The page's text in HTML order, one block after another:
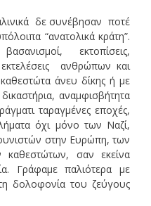
δε συνέβησαν ποτέ
“ανατολικά κράτη”.
εκτοπίσεις,
ανθρώπων και
άνευ δίκης ή με
αναμφισβήτητα
ταραγμένες εποχές,
όχι μόνο των Ναζί,
στην Ευρώπη, των
καθεστώτων, σαν εκείνα
Γράφαμε παλιότερα με
δολοφονία του ζεύγους